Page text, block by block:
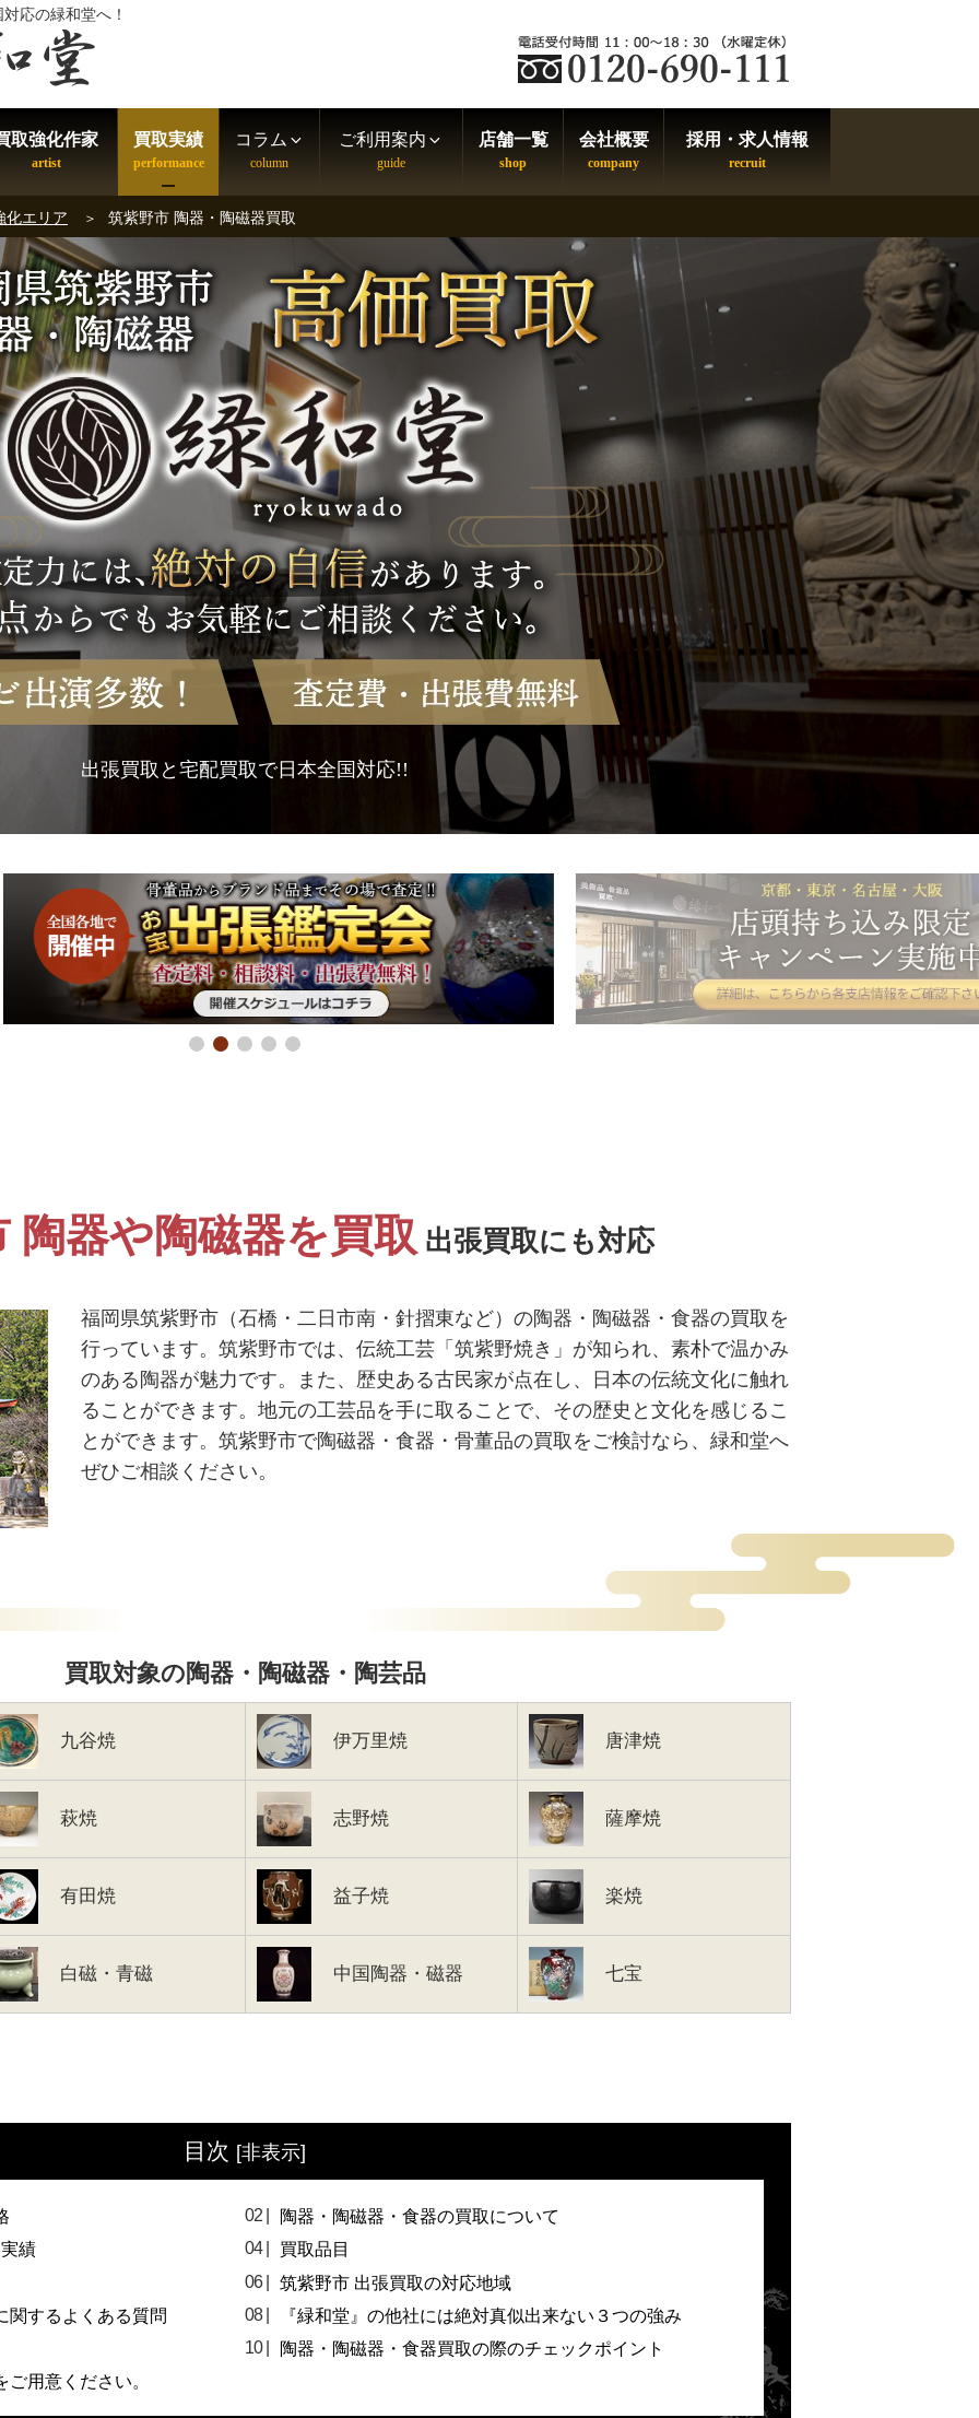
応の緑和堂へ！
取強化作家 買取実績 コラム ご利用案内 店舗一覧 会社概要 採用・求人情報
化エリア 筑紫野市 陶器・陶磁器買取
出張買取と宅配買取で日本全国対応!!
陶器や陶磁器を買取 出張買取にも対応
福岡県筑紫野市（石橋・二日市南・針摺東など）の陶器・陶磁器・食器の買取を
行っています。筑紫野市では、伝統工芸「筑紫野焼き」が知られ、素朴で温かみ
のある陶器が魅力です。また、歴史ある古民家が点在し、日本の伝統文化に触れ
ることができます。地元の工芸品を手に取ることで、その歴史と文化を感じるこ
とができます。筑紫野市で陶磁器・食器・骨董品の買取 をご検討なら、緑和堂へ
ぜひご相談ください。
買取対象の陶器・陶磁器・陶芸品
九谷焼 伊万里焼 唐津焼
萩焼 志野焼 薩摩焼
有田焼 益子焼 楽焼
白磁・青磁 中国陶器・磁器 七宝
目次 [非表示]
陶器・陶磁器・食器の買取について
績
買取品目
筑紫野市 出張買取の対応地域
関するよくある質問
『緑和堂』の他社には絶対真似出来ない３つの強み
陶器・陶磁器・食器買取の際のチェックポイント
用意ください。